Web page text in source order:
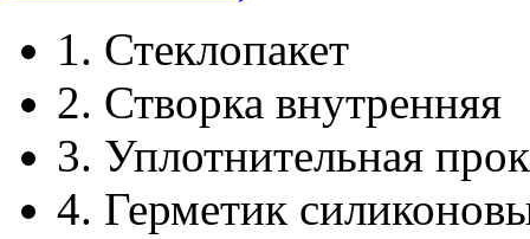
1. Стеклопакет
2. Створка внутренняя
3. Уплотнительная
4. Герметик